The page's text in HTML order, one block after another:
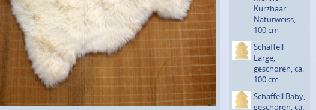
Kurzhaar
Natur­weiss,
100 cm
Schaffell
Large,
geschoren, ca.
100 cm
Schaffell Baby,
geschoren, ca.